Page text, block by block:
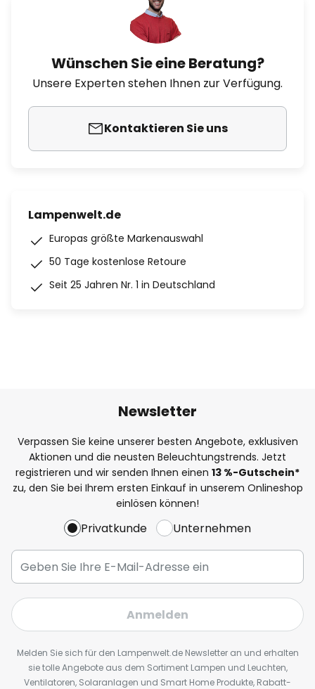
Wünschen Sie eine Beratung?
Unsere Experten stehen Ihnen zur Verfügung.
Kontaktieren Sie uns
Lampenwelt.de
Europas größte Markenauswahl
50 Tage kostenlose Retoure
Seit 25 Jahren Nr. 1 in Deutschland
Newsletter
Verpassen Sie keine unserer besten Angebote, exklusiven
Aktionen und die neusten Beleuchtungstrends. Jetzt
registrieren und wir senden Ihnen einen 13 %-Gutschein*
zu, den Sie bei Ihrem ersten Einkauf in unserem Onlineshop
einlösen können!
Privatkunde Unternehmen
Anmelden
Melden Sie sich für den Lampenwelt.de Newsletter an und erhalten
sie tolle Angebote aus dem Sortiment Lampen und Leuchten,
Ventilatoren, Solaranlagen und Smart Home Produkte, Rabatt-